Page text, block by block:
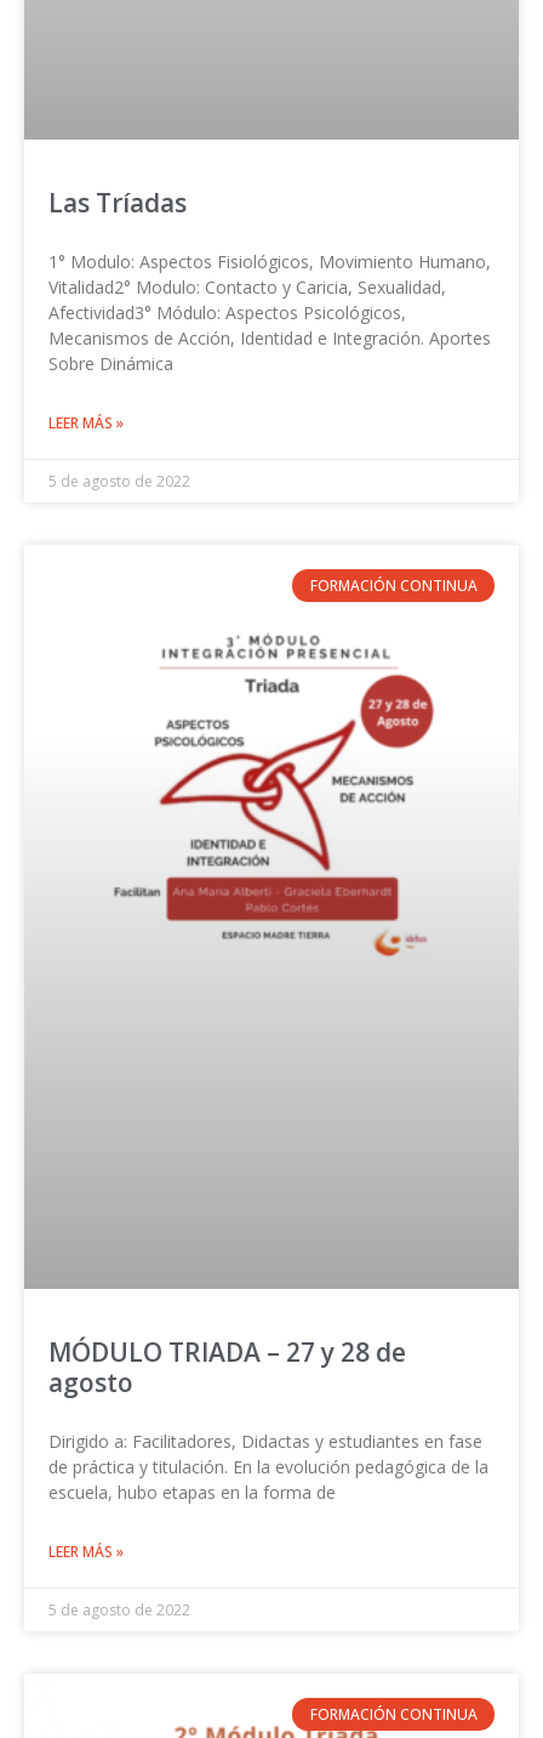
Las Tríadas
1° Modulo: Aspectos Fisiológicos, Movimiento Humano,
Vitalidad2° Modulo: Contacto y Caricia, Sexualidad,
Afectividad3° Módulo: Aspectos Psicológicos,
Mecanismos de Acción, Identidad e Integración. Aportes
Sobre Dinámica
LEER MÁS »
5 de agosto de 2022
FORMACIÓN CONTINUA
MÓDULO TRIADA – 27 y 28 de
agosto
Dirigido a: Facilitadores, Didactas y estudiantes en fase
de práctica y titulación. En la evolución pedagógica de la
escuela, hubo etapas en la forma de
LEER MÁS »
5 de agosto de 2022
FORMACIÓN CONTINUA